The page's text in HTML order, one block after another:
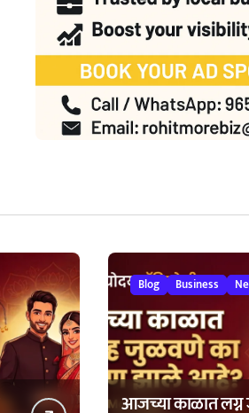
Blog Business
आजच्या काळात